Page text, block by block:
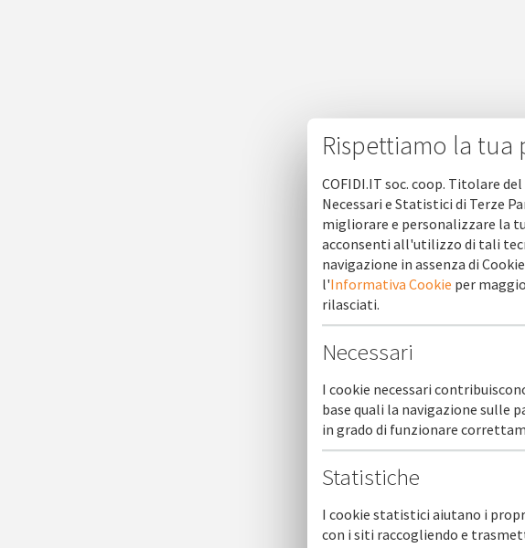
Rispettiamo la tua
COFIDI.IT soc. coop. Titolare
Necessari e Statistici di Terze
migliorare e personalizzare la
acconsenti all'utilizzo di tali
navigazione in assenza di
l'Informativa Cookie per
rilasciati.
Necessari
I cookie necessari
base quali la navigazione sulle
in grado di funzionare
Statistiche
I cookie statistici aiutano i
con i siti raccogliendo e